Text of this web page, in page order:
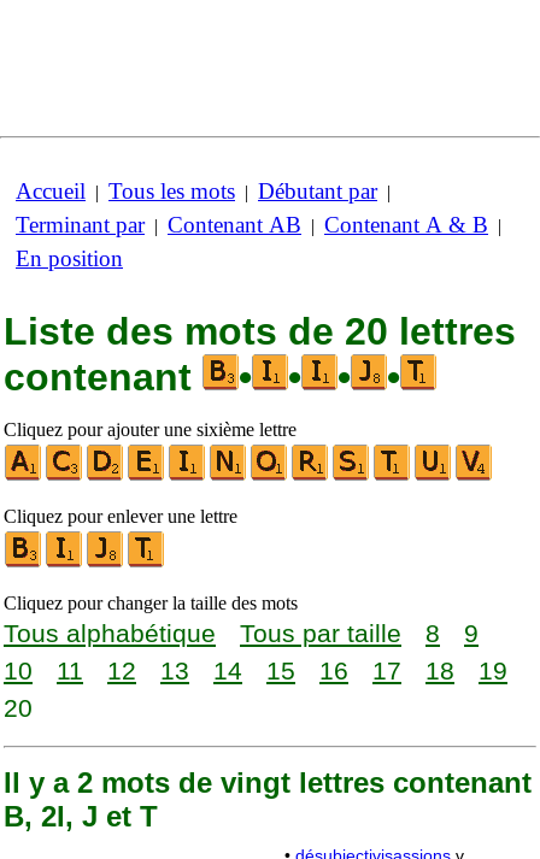
Accueil | Tous les mots | Débutant par|
Terminant par| Contenant AB | Contenant A & B |
En position
Liste des mots de 20 lettres
contenant
• • • •
Cliquez pour ajouter une sixième lettre
Cliquez pour enlever une lettre
Cliquez pour changer la taille des mots
Tous alphabétique Tous par taille 8
9
10
11 12 13 14 15 16 17 18
19
20
Il y a 2 mots de vingt lettres contenant
B, 2I, J et T